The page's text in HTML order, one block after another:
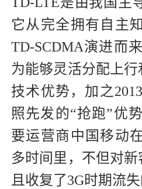
它从完全拥有自主
TD-SCDMA演进而
为能够灵活分配上
技术优势，加之
照先发的“抢跑”优
要运营商中国移动
多时间里，不但对
且收复了3G时期流失